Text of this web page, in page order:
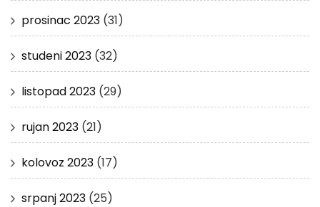
prosinac 2023 (31)
studeni 2023 (32)
listopad 2023 (29)
rujan 2023 (21)
kolovoz 2023 (17)
srpanj 2023 (25)